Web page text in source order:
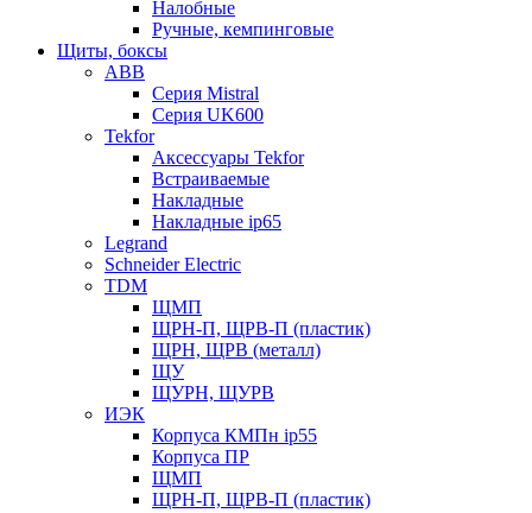
Налобные
Ручные, кемпинговые
Щиты, боксы
ABB
Серия Mistral
Серия UK600
Tekfor
Аксессуары Tekfor
Встраиваемые
Накладные
Накладные ip65
Legrand
Schneider Electric
TDM
ЩМП
ЩРН-П, ЩРВ-П (пластик)
ЩРН, ЩРВ (металл)
ЩУ
ЩУРН, ЩУРВ
ИЭК
Корпуса КМПн ip55
Корпуса ПР
ЩМП
ЩРН-П, ЩРВ-П (пластик)